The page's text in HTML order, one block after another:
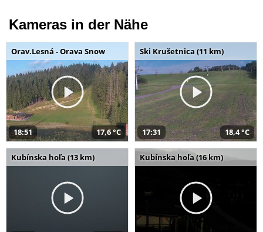
Kameras in der Nähe
Orav.Lesná - Orava Snow
18:51 17,6 °C
Ski Krušetnica (11 km)
17:31 18,4 °C
Kubínska hoľa (13 km) Kubínska hoľa (16 km)